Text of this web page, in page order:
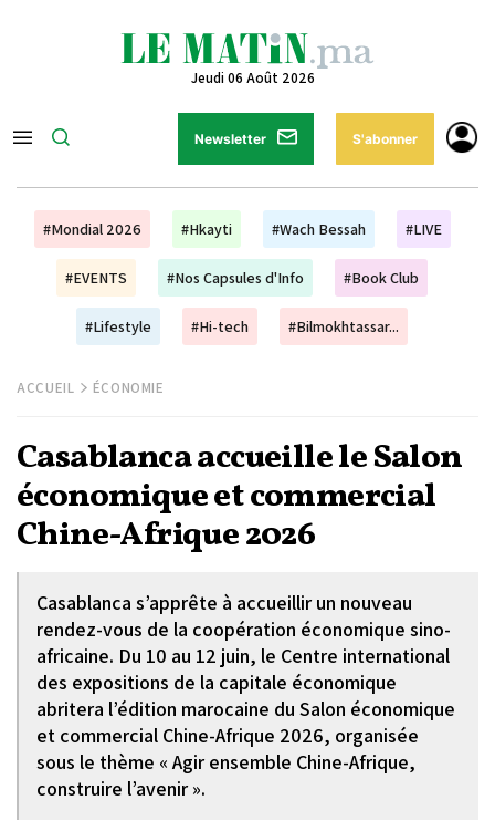
Jeudi 06 Août 2026
Newsletter S'abonner
#Mondial 2026 #Hkayti #Wach Bessah #LIVE
#EVENTS #Nos Capsules d'Info #Book Club
#Lifestyle #Hi-tech #Bilmokhtassar...
ACCUEIL ÉCONOMIE
Casablanca accueille le Salon
économique et commercial
Chine-Afrique 2026
Casablanca s’apprête à accueillir un nouveau
rendez-vous de la coopération économique sino-
africaine. Du 10 au 12 juin, le Centre international
des expositions de la capitale économique
abritera l’édition marocaine du Salon économique
et commercial Chine-Afrique 2026, organisée
sous le thème « Agir ensemble Chine-Afrique,
construire l’avenir ».